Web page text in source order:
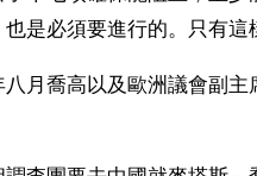
是必須要進行的。只有這
月喬高以及歐洲議會副